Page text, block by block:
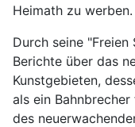
Heimath zu werben.
Durch seine "Freien
Berichte über das
Kunstgebieten,
als ein
des